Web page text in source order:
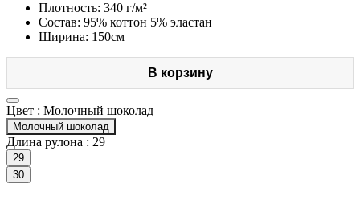
Плотность: 340 г/м²
Состав: 95% коттон 5% эластан
Ширина: 150см
В корзину
Цвет : Молочный шоколад
Молочный шоколад
Длина рулона : 29
29
30